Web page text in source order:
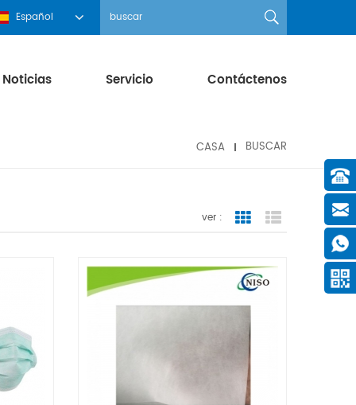
Español
Noticias Servicio Contáctenos
CASA BUSCAR
ver : Grid ViewList View